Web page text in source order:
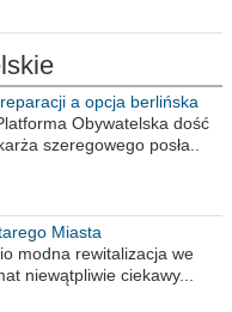
a opcja berlińska
Obywatelska dość
szeregowego posła..
Miasta
modna rewitalizacja we
niewątpliwie ciekawy...